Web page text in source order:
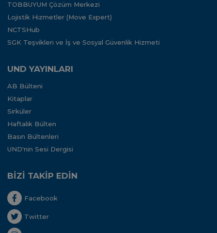
TOBBUYUM Çözüm Merkezi
Lojistik Hizmetler (Move Expert)
NCTSHub
SGK Teşvikleri ve İş ve Sosyal Güvenlik Hizmeti
UND YAYINLARI
AB Bülteni
Kitaplar
Sirküler
Haftalık Bülten
Basın Bültenleri
UND'nin Sesi Dergisi
BİZİ TAKİP EDİN
Facebook
Twitter